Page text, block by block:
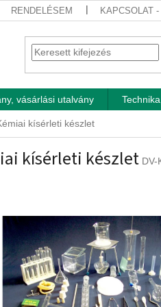
RENDELÉSEM KAPCSOLAT
vásárlási utalvány
kísérleti készlet
kísérleti készlet DV-